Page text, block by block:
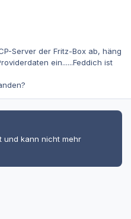
Server der Fritz-Box ab, häng
ein......Feddich ist
und kann nicht mehr